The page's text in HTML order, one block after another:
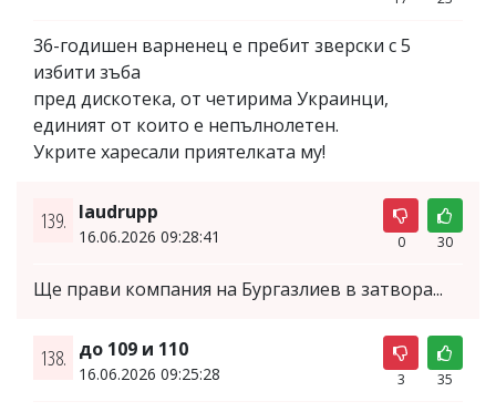
36-годишен варненец е пребит зверски с 5
избити зъба
пред дискотека, от четирима Украинци,
единият от които е непълнолетен.
Укрите харесали приятелката му!
139. laudrupp
16.06.2026 09:28:41 0 30
Ще прави компания на Бургазлиев в затвора...
138. до 109 и 110
16.06.2026 09:25:28 3 35